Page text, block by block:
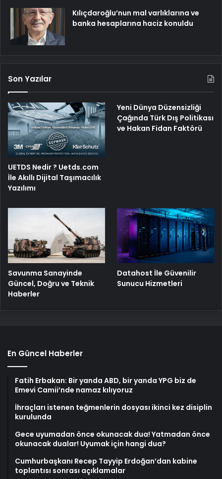
Kılıçdaroğlu’nun mal varlıklarına ve
banka hesaplarına haciz konuldu
Son Yazılar
UETDS Nedir ? Uetds.com
İle Akıllı Dijital Taşımacılık
Yazılımı
Yeni Dünya Düzensizliği
Çağında Türk Dış Politikası
ve Hakan Fidan Faktörü
Savunma Sanayinde
Güncel, Doğru ve Teknik
Haberler
Datahost İle Güvenilir
Sunucu Hizmetleri
En Güncel Haberler
Fatih Erbakan: Bir yanda ABD, bir yanda YPG biz de
Emevi Camii’nde namaz kılıyoruz
İhraçları istenen teğmenlerin dosyası ikinci kez disiplin
kurulunda
Gece uyumadan önce okunacak dua! Yatmadan önce
okunacak dualar! Uyumak için hangi dua?
Cumhurbaşkanı Recep Tayyip Erdoğan’dan kabine
toplantısı sonrası açıklamalar